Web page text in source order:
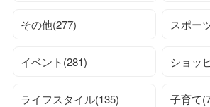
その他(277) スポー
イベント(281) ショッ
ライフスタイル(135) 子育て